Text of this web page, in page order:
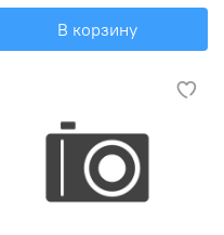
В корзину